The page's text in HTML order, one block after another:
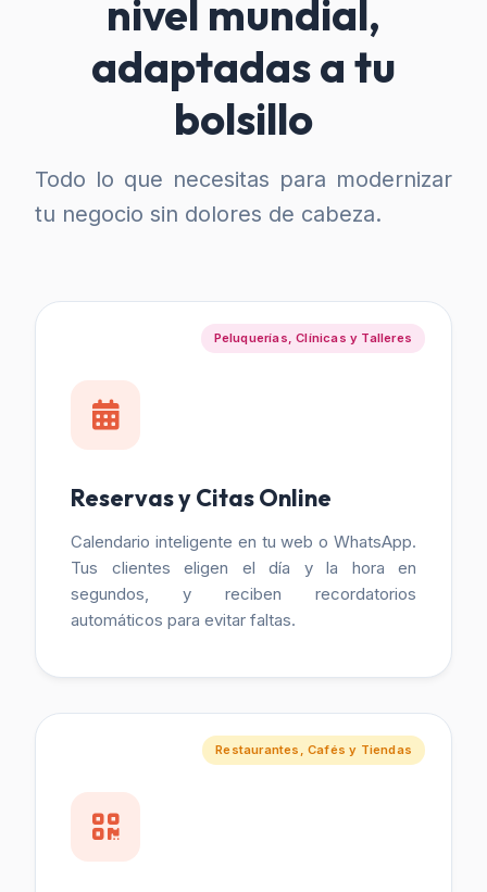
nivel mundial,
adaptadas a tu
bolsillo
Todo lo que necesitas para modernizar
tu negocio sin dolores de cabeza.
Peluquerías, Clínicas y Talleres
Reservas y Citas Online
Calendario inteligente en tu web o WhatsApp.
Tus clientes eligen el día y la hora en
segundos, y reciben recordatorios
automáticos para evitar faltas.
Restaurantes, Cafés y Tiendas